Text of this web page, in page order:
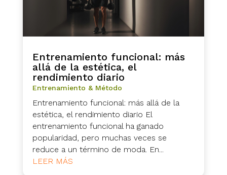
Entrenamiento funcional: más
allá de la estética, el
rendimiento diario
Entrenamiento & Método
Entrenamiento funcional: más allá de la
estética, el rendimiento diario El
entrenamiento funcional ha ganado
popularidad, pero muchas veces se
reduce a un término de moda. En...
LEER MÁS